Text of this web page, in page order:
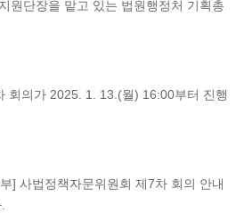
원단장을 맡고 있는 법원행정처 기획총
회의가 2025. 1. 13.(월) 16:00부터 진행
] 사법정책자문위원회 제7차 회의 안내